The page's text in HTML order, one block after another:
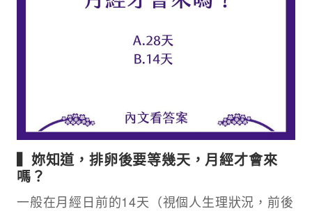
▍妳知道，排卵後要等幾天，月經才會來
嗎？
一般在月經日前的14天（視個人生理狀況，前後